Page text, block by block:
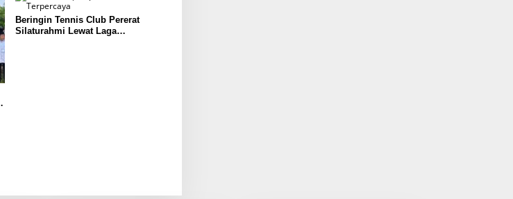
Beringin Tennis Club Pererat
Silaturahmi Lewat Laga